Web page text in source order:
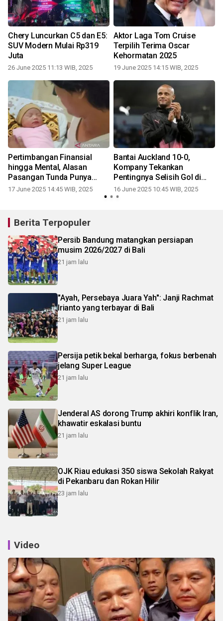
Chery Luncurkan C5 dan E5:
SUV Modern Mulai Rp319
Juta
26 June 2025 11:13 WIB, 2025
Aktor Laga Tom Cruise
Terpilih Terima Oscar
Kehormatan 2025
19 June 2025 14:15 WIB, 2025
Pertimbangan Finansial
hingga Mental, Alasan
Pasangan Tunda Punya
Anak
17 June 2025 14:45 WIB, 2025
Bantai Auckland 10-0,
Kompany Tekankan
Pentingnya Selisih Gol di
Grup Berat
16 June 2025 10:45 WIB, 2025
Berita Terpopuler
Persib Bandung matangkan persiapan
musim 2026/2027 di Bali
21 jam lalu
"Ayah, Persebaya Juara Yah": Janji Rachmat
Irianto yang terbayar di Bali
21 jam lalu
Persija petik bekal berharga, fokus berbenah
jelang Super League
21 jam lalu
Jenderal AS dorong Trump akhiri konflik Iran,
khawatir eskalasi buntu
21 jam lalu
OJK Riau edukasi 350 siswa Sekolah Rakyat
di Pekanbaru dan Rokan Hilir
23 jam lalu
Video